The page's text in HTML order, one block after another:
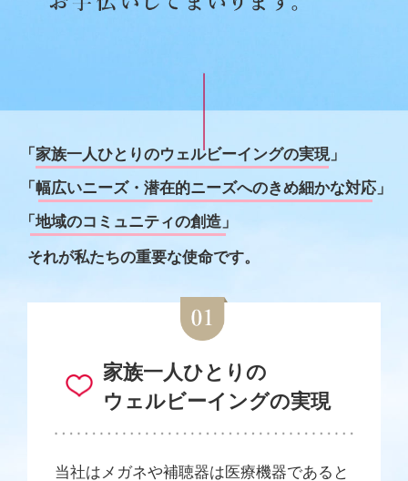
「家族一人ひとりのウェルビーイングの実現」
「幅広いニーズ・潜在的ニーズへのきめ細かな対応」
「地域のコミュニティの創造」
それが私たちの重要な使命です。
家族一人ひとりの
ウェルビーイングの実現
当社はメガネや補聴器は医療機器であると